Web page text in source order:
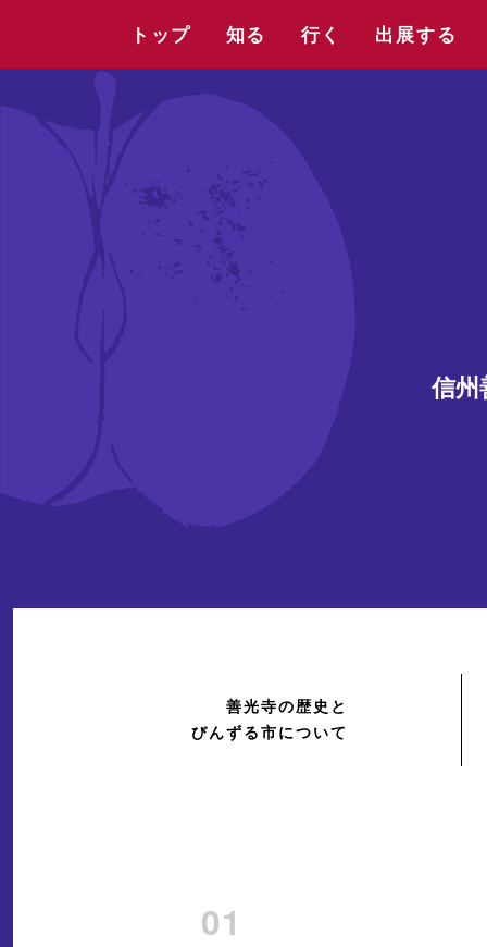
トップ 知る 行く 出展する
信
善光寺の歴史と
びんずる市について
01